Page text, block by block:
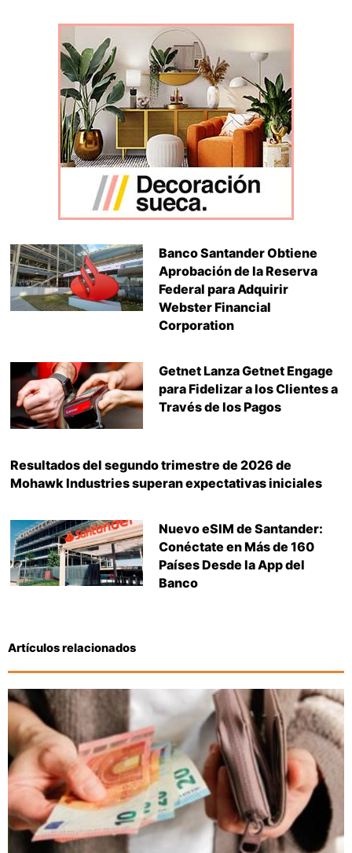
Banco Santander Obtiene
Aprobación de la Reserva
Federal para Adquirir
Webster Financial
Corporation
Getnet Lanza Getnet Engage
para Fidelizar a los Clientes a
Través de los Pagos
Resultados del segundo trimestre de 2026 de
Mohawk Industries superan expectativas iniciales
Nuevo eSIM de Santander:
Conéctate en Más de 160
Países Desde la App del
Banco
Artículos relacionados